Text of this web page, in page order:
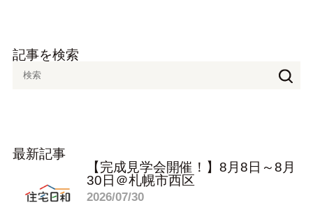
記事を検索
最新記事
【完成見学会開催！】8月8日～8月
30日＠札幌市西区
2026/07/30